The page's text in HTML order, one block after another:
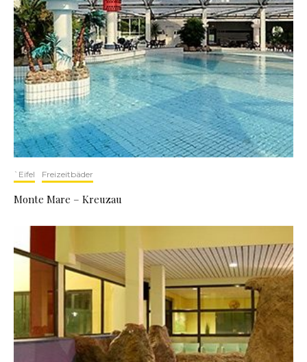
`Eifel Freizeitbäder
Monte Mare – Kreuzau